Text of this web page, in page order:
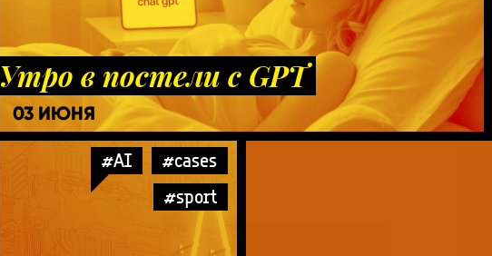
Утро в постели с GPT
03 ИЮНЯ
#AI
#cases
#sport